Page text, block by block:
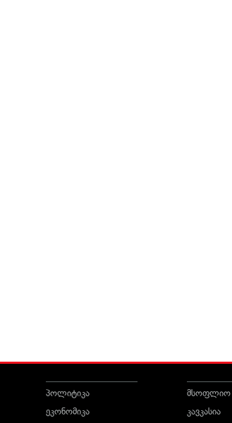
პოლიტიკა
ეკონომიკა
მსოფლიო
კავკასია